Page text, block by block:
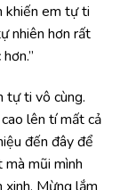
khiến em tự ti
nhiên hơn rất
tự ti vô cùng.
lên tí mất cả
đến đây để
mũi mình
xinh. Mừng lắm